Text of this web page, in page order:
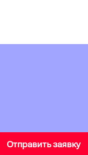
Отправить заявку